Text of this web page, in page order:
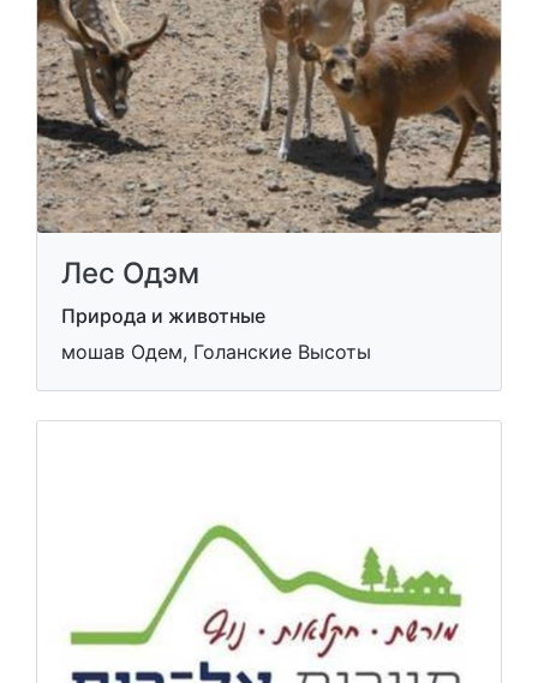
Лес Одэм
Природа и животные
мошав Одем, Голанские Высоты